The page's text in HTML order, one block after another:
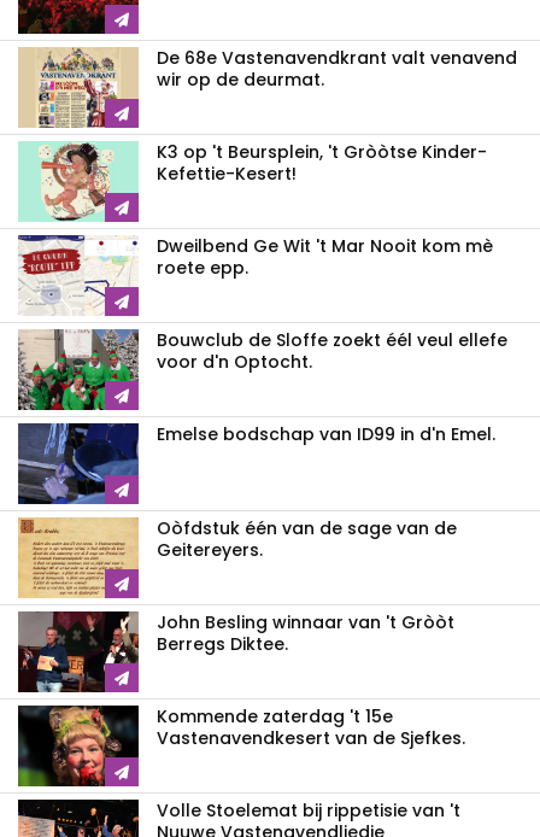
De 68e Vastenavendkrant valt venavend
wir op de deurmat.
K3 op 't Beursplein, 't Gròòtse Kinder-
Kefettie-Kesert!
Dweilbend Ge Wit 't Mar Nooit kom mè
roete epp.
Bouwclub de Sloffe zoekt éél veul ellefe
voor d'n Optocht.
Emelse bodschap van ID99 in d'n Emel.
Oòfdstuk één van de sage van de
Geitereyers.
John Besling winnaar van 't Gròòt
Berregs Diktee.
Kommende zaterdag 't 15e
Vastenavendkesert van de Sjefkes.
Volle Stoelemat bij rippetisie van 't